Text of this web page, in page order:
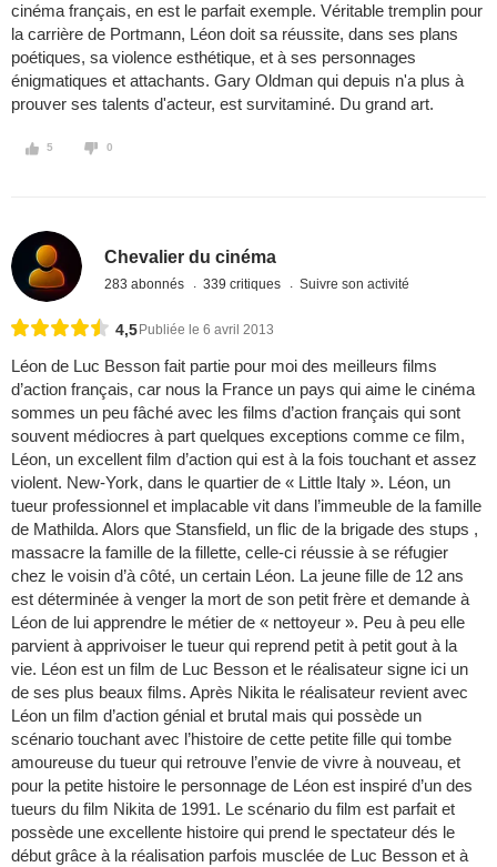
cinéma français, en est le parfait exemple. Véritable tremplin pour
la carrière de Portmann, Léon doit sa réussite, dans ses plans
poétiques, sa violence esthétique, et à ses personnages
énigmatiques et attachants. Gary Oldman qui depuis n'a plus à
prouver ses talents d'acteur, est survitaminé. Du grand art.
5 0
Chevalier du cinéma
283 abonnés 339 critiques Suivre son activité
4,5 Publiée le 6 avril 2013
Léon de Luc Besson fait partie pour moi des meilleurs films
d’action français, car nous la France un pays qui aime le cinéma
sommes un peu fâché avec les films d’action français qui sont
souvent médiocres à part quelques exceptions comme ce film,
Léon, un excellent film d’action qui est à la fois touchant et assez
violent. New-York, dans le quartier de « Little Italy ». Léon, un
tueur professionnel et implacable vit dans l’immeuble de la famille
de Mathilda. Alors que Stansfield, un flic de la brigade des stups ,
massacre la famille de la fillette, celle-ci réussie à se réfugier
chez le voisin d’à côté, un certain Léon. La jeune fille de 12 ans
est déterminée à venger la mort de son petit frère et demande à
Léon de lui apprendre le métier de « nettoyeur ». Peu à peu elle
parvient à apprivoiser le tueur qui reprend petit à petit gout à la
vie. Léon est un film de Luc Besson et le réalisateur signe ici un
de ses plus beaux films. Après Nikita le réalisateur revient avec
Léon un film d’action génial et brutal mais qui possède un
scénario touchant avec l’histoire de cette petite fille qui tombe
amoureuse du tueur qui retrouve l’envie de vivre à nouveau, et
pour la petite histoire le personnage de Léon est inspiré d’un des
tueurs du film Nikita de 1991. Le scénario du film est parfait et
possède une excellente histoire qui prend le spectateur dés le
début grâce à la réalisation parfois musclée de Luc Besson et à